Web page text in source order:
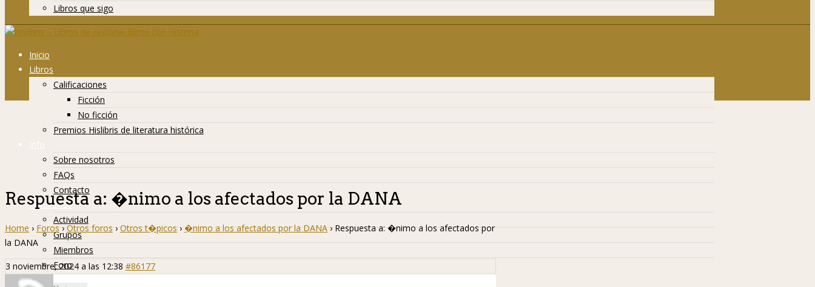
Libros que sigo
Inicio
Libros
Calificaciones
Ficción
No ficción
Premios Hislibris de literatura histórica
Info
Sobre nosotros
FAQs
Contacto
Hislibreños
Actividad
Grupos
Miembros
Foro
Respuesta a: �nimo a los afectados por la DANA
Home › Foros › Otros foros › Otros t�picos › �nimo a los afectados por la DANA › Respuesta a: �nimo a los afectados por
la DANA
3 noviembre, 2024 a las 12:38 #86177